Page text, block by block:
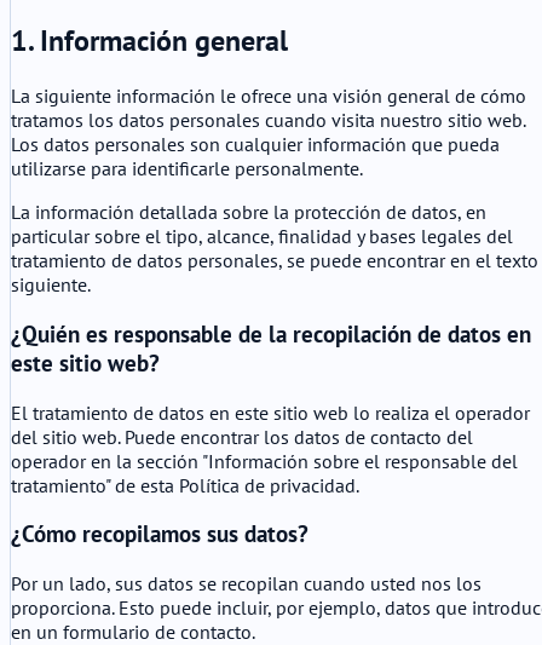
1. Información general
La siguiente información le ofrece una visión general de cómo
tratamos los datos personales cuando visita nuestro sitio web.
Los datos personales son cualquier información que pueda
utilizarse para identificarle personalmente.
La información detallada sobre la protección de datos, en
particular sobre el tipo, alcance, finalidad y bases legales del
tratamiento de datos personales, se puede encontrar en el texto
siguiente.
¿Quién es responsable de la recopilación de datos en
este sitio web?
El tratamiento de datos en este sitio web lo realiza el operador
del sitio web. Puede encontrar los datos de contacto del
operador en la sección "Información sobre el responsable del
tratamiento" de esta Política de privacidad.
¿Cómo recopilamos sus datos?
Por un lado, sus datos se recopilan cuando usted nos los
proporciona. Esto puede incluir, por ejemplo, datos que
en un formulario de contacto.